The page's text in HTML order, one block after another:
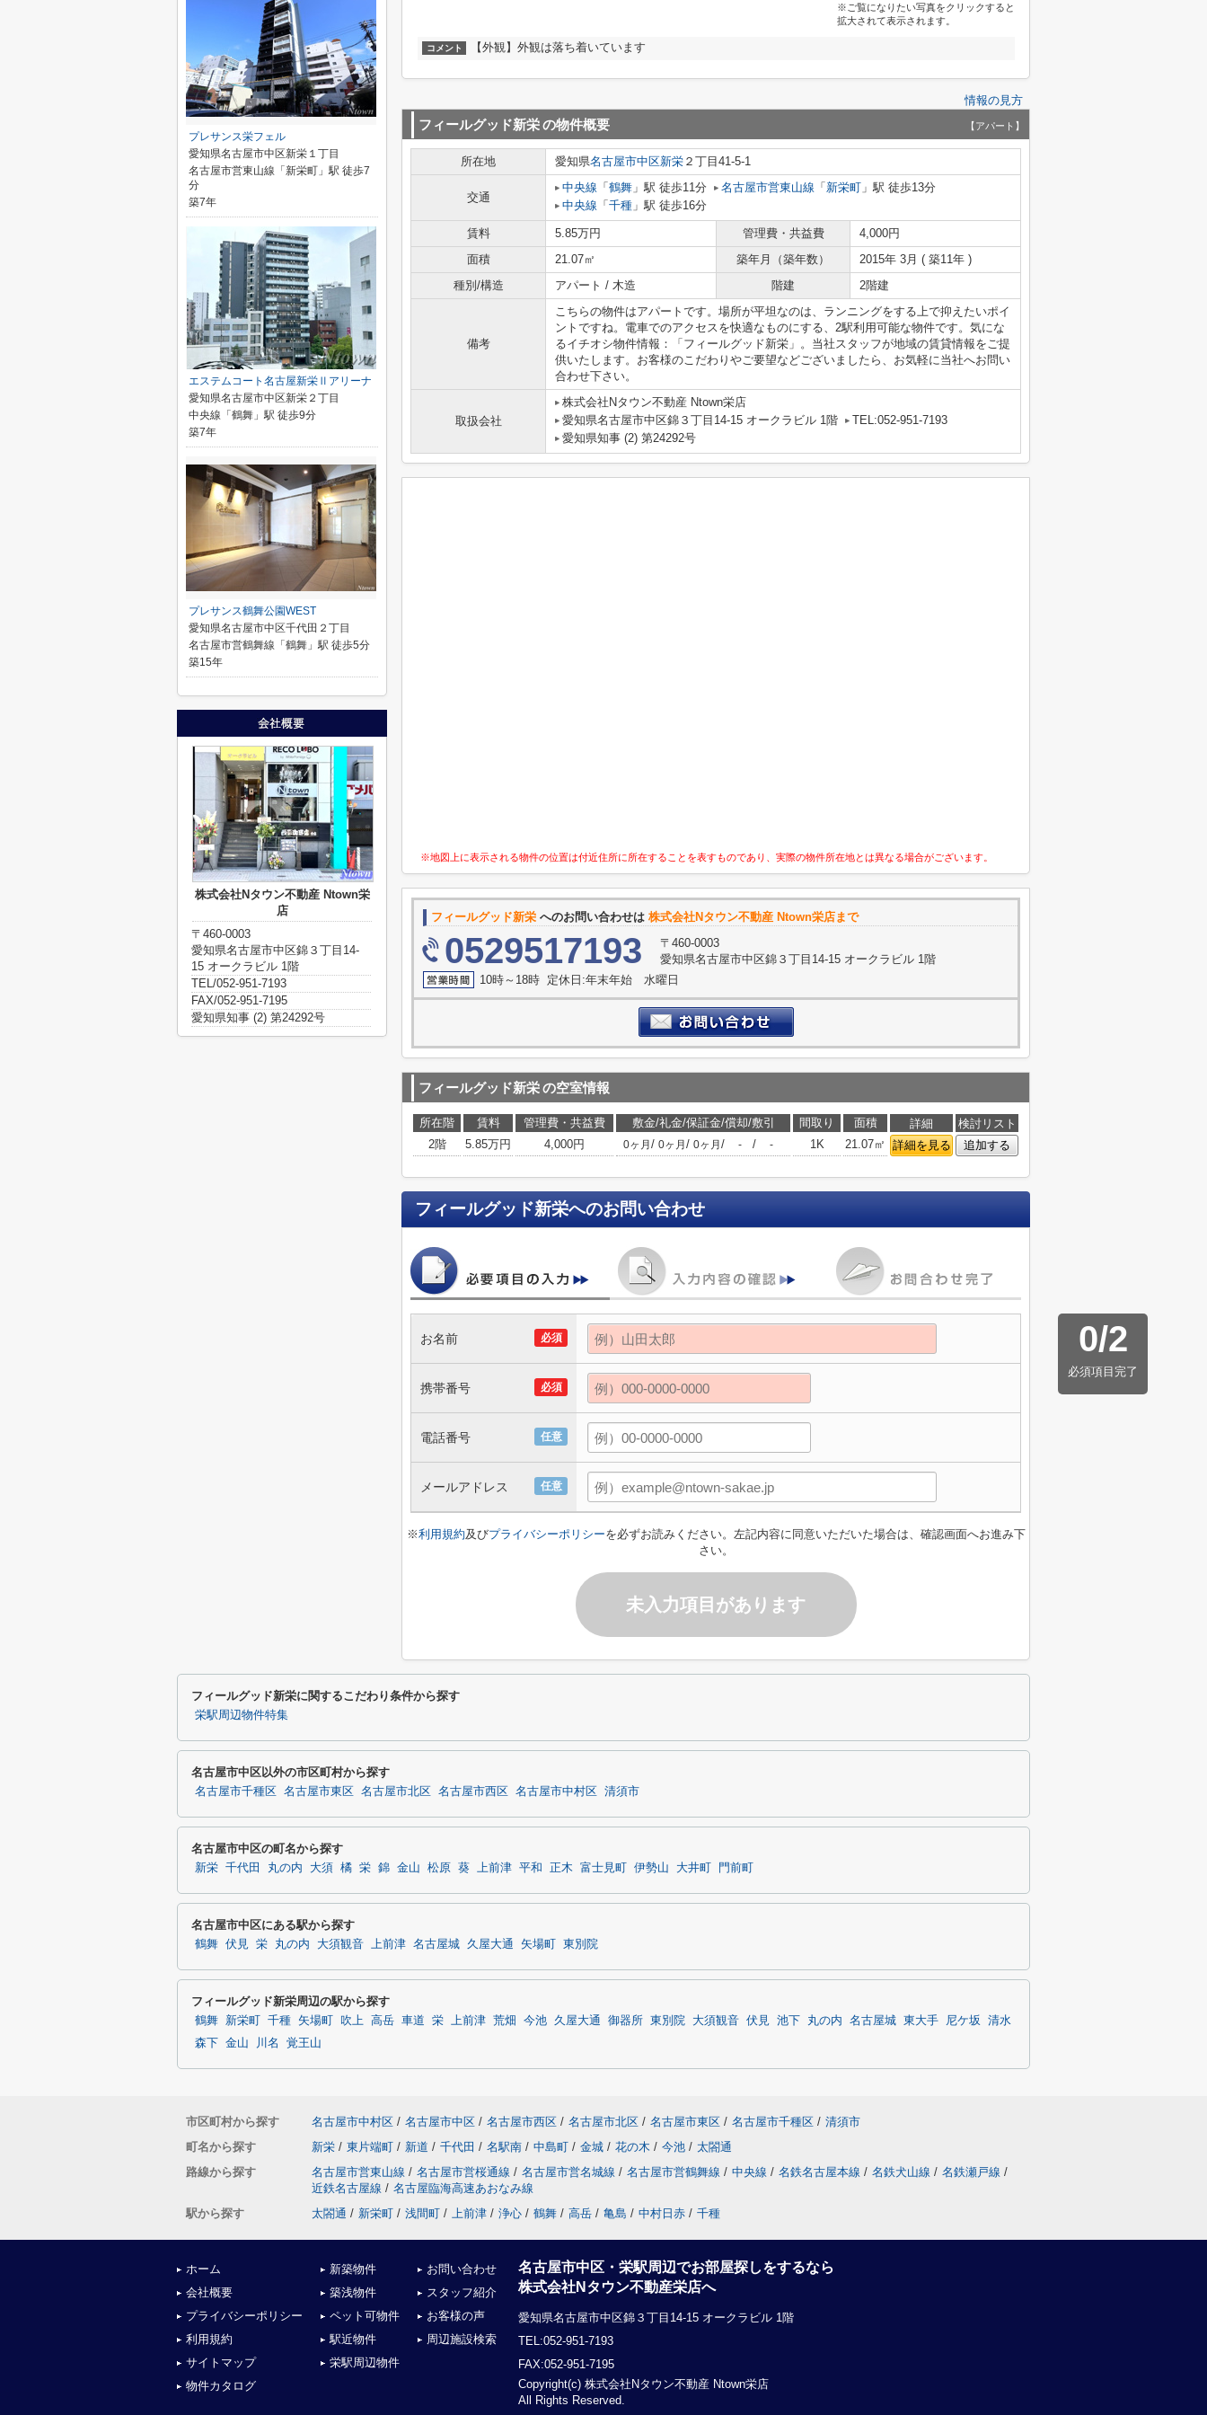
※ご覧になりたい写真をクリックすると
拡大されて表示されます。
コメント 【外観】外観は落ち着いています
情報の見方
フィールグッド新栄の物件概要 【アパート】
所在地 愛知県名古屋市中区新栄 ２丁目41-5-1
交通
中央線 「 鶴舞 」駅 徒歩11分 名古屋市営東山線 「 新栄町 」駅 徒歩13分
中央線 「 千種 」駅 徒歩16分
賃料 5.85万円 管理費・共益費
4,000円
面積
21.07㎡ 築年月（築年数）
2015年 3月 ( 築11年 )
種別/構造
アパート / 木造 階建 2階建
備考
こちらの物件はアパートです。場所が平坦なのは、ランニングをする上で抑えたいポイ
ントですね。電車でのアクセスを快適なものにする、2駅利用可能な物件です。気にな
るイチオシ物件情報：「フィールグッド新栄」。当社スタッフが地域の賃貸情報をご提
供いたします。お客様のこだわりやご要望などございましたら、お気軽に当社へお問い
合わせ下さい。
取扱会社
株式会社Nタウン不動産 Ntown栄店
愛知県名古屋市中区錦３丁目14-15 オークラビル 1階
TEL:052-951-7193
愛知県知事 (2) 第24292号
※地図上に表示される物件の位置は付近住所に所在することを表すものであり、実際の物件所在地とは異なる場合がございます。
フィールグッド新栄 へのお問い合わせは 株式会社Nタウン不動産 Ntown栄店まで
0529517193
〒460-0003
愛知県名古屋市中区錦３丁目14-15 オークラビル 1階
10時～18時 定休日:年末年始 水曜日
フィールグッド新栄の空室情報
所在階 賃料 管理費・共益費 敷金/礼金/保証金/償却/敷引 間取り 面積 詳細
検討リスト
2階
5.85万円 4,000円 0ヶ月 / 0ヶ月 / 0ヶ月 / - / - 1K 21.07㎡ 詳細を見る 追加する
フィールグッド新栄へのお問い合わせ
0/2
必須項目完了
必須
お名前
必須
携帯番号
任意
電話番号
任意
メールアドレス
※利用規約及びプライバシーポリシーを必ずお読みください。左記内容に同意いただいた場合は、確認画面へお進み下
さい。
未入力項目があります
プレサンス栄フェル
愛知県名古屋市中区新栄１丁目
名古屋市営東山線「新栄町」駅 徒歩7
分
築7年
エステムコート名古屋新栄Ⅱアリーナ
愛知県名古屋市中区新栄２丁目
中央線「鶴舞」駅 徒歩9分
築7年
プレサンス鶴舞公園WEST
愛知県名古屋市中区千代田２丁目
名古屋市営鶴舞線「鶴舞」駅 徒歩5分
築15年
株式会社Nタウン不動産 Ntown栄
店
〒460-0003
愛知県名古屋市中区錦３丁目14-
15 オークラビル 1階
TEL/052-951-7193
FAX/052-951-7195
愛知県知事 (2) 第24292号
フィールグッド新栄に関するこだわり条件から探す
栄駅周辺物件特集
名古屋市中区以外の市区町村から探す
名古屋市千種区 名古屋市東区 名古屋市北区 名古屋市西区 名古屋市中村区 清須市
名古屋市中区の町名から探す
新栄 千代田 丸の内 大須 橘 栄 錦 金山 松原 葵 上前津 平和 正木 富士見町 伊勢山 大井町 門前町
名古屋市中区にある駅から探す
鶴舞 伏見 栄 丸の内 大須観音 上前津 名古屋城 久屋大通 矢場町 東別院
フィールグッド新栄周辺の駅から探す
鶴舞 新栄町 千種 矢場町 吹上 高岳 車道 栄 上前津 荒畑 今池 久屋大通 御器所 東別院 大須観音 伏見 池下 丸の内 名古屋城 東大手 尼ケ坂
清水
森下
金山 川名 覚王山
市区町村から探す 名古屋市中村区 / 名古屋市中区 / 名古屋市西区 / 名古屋市北区 / 名古屋市東区 / 名古屋市千種区 / 清須市
町名から探す
新栄 / 東片端町 / 新道 / 千代田 / 名駅南 / 中島町 / 金城 / 花の木 / 今池 / 太閤通
路線から探す
名古屋市営東山線 / 名古屋市営桜通線 / 名古屋市営名城線 / 名古屋市営鶴舞線 / 中央線 / 名鉄名古屋本線 / 名鉄犬山線 / 名鉄瀬戸線 /
近鉄名古屋線 / 名古屋臨海高速あおなみ線
駅から探す
太閤通 / 新栄町 / 浅間町 / 上前津 / 浄心 / 鶴舞 / 高岳 / 亀島 / 中村日赤 / 千種
ホーム
会社概要
プライバシーポリシー
利用規約
サイトマップ
物件カタログ
新築物件
築浅物件
ペット可物件
駅近物件
栄駅周辺物件
お問い合わせ
スタッフ紹介
お客様の声
周辺施設検索
名古屋市中区・栄駅周辺でお部屋探しをするなら
株式会社Nタウン不動産栄店へ
愛知県名古屋市中区錦３丁目14-15 オークラビル 1階
TEL:052-951-7193
FAX:052-951-7195
Copyright(c) 株式会社Nタウン不動産 Ntown栄店
All Rights Reserved.